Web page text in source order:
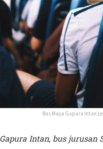
Bus Maya Gapura Intan
Intan, bus